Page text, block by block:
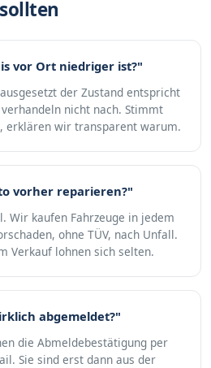
sollten
vor Ort niedriger ist?"
der Zustand entspricht
nicht nach. Stimmt
erklären wir transparent warum.
vorher reparieren?"
Wir kaufen Fahrzeuge in jedem
ohne TÜV, nach Unfall.
Verkauf lohnen sich selten.
abgemeldet?"
die Abmeldebestätigung per
Sie sind erst dann aus der